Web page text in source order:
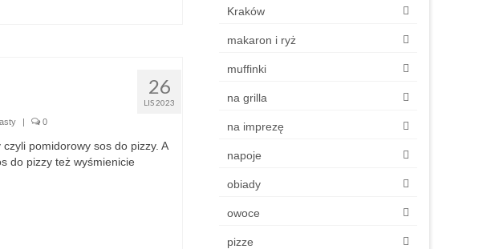
26
LIS 2023
| 0
pomidorowy sos do pizzy. A
do pizzy też wyśmienicie
Kraków
makaron i ryż
muffinki
na grilla
na imprezę
napoje
obiady
owoce
pizze